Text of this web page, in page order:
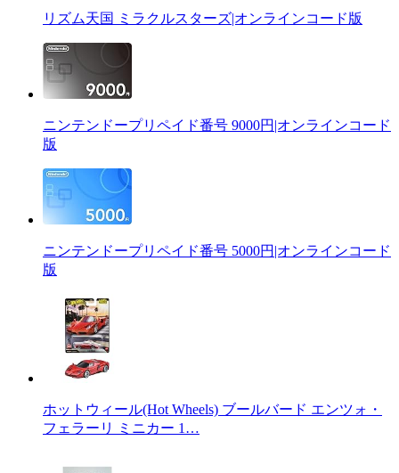
リズム天国 ミラクルスターズ|オンラインコード版
ニンテンドープリペイド番号 9000円|オンラインコード
版
ニンテンドープリペイド番号 5000円|オンラインコード
版
ホットウィール(Hot Wheels) ブールバード エンツォ・
フェラーリ ミニカー 1…